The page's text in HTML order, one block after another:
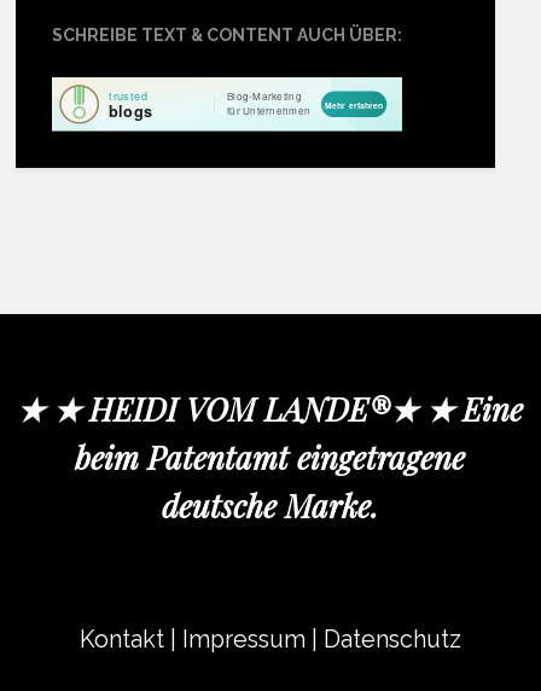
SCHREIBE TEXT & CONTENT AUCH ÜBER:
★ ★ HEIDI VOM LANDE®★ ★ Eine
beim Patentamt eingetragene
deutsche Marke.
Kontakt Impressum Datenschutz